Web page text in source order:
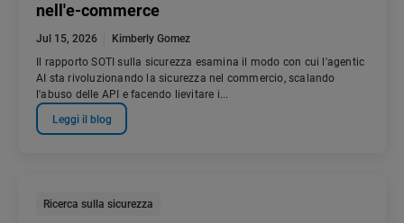
nell'e-commerce
Jul 15, 2026
Kimberly Gomez
Il rapporto SOTI sulla sicurezza esamina il modo con cui l'agentic
AI sta rivoluzionando la sicurezza nel commercio, scalando
l'abuso delle API e facendo lievitare i...
Leggi il blog
Ricerca sulla sicurezza